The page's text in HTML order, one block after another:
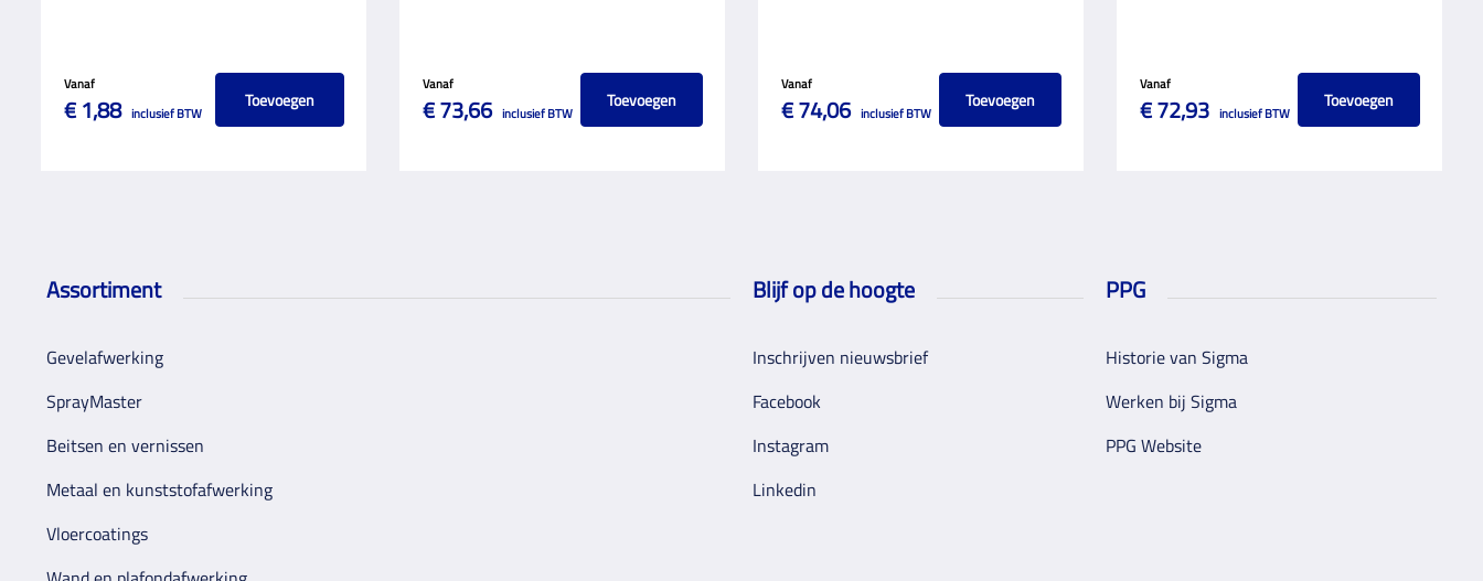
Vanaf
€ 1,88 inclusief BTW
Toevoegen
Vanaf
€ 73,66 inclusief BTW
Toevoegen
Vanaf
€ 74,06 inclusief BTW
Toevoegen
Vanaf
€ 72,93 inclusief BTW
Toevoegen
Assortiment
Gevelafwerking
SprayMaster
Beitsen en vernissen
Metaal en kunststofafwerking
Vloercoatings
Blijf op de hoogte
Inschrijven nieuwsbrief
Facebook
Instagram
Linkedin
PPG
Historie van Sigma
Werken bij Sigma
PPG Website